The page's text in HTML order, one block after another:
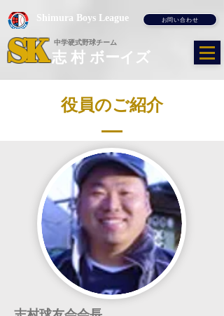
SK
Shimura Boys League お問い合わせ
​中学硬式野球チーム
​志 村 ボーイズ
​役員のご紹介